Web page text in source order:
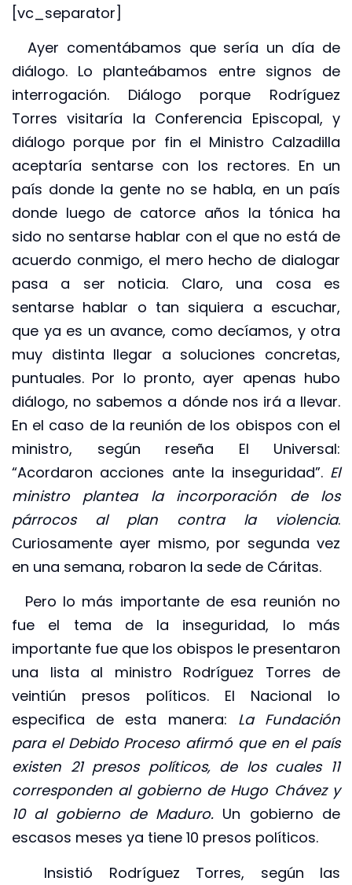
[vc_separator]
Ayer comentábamos que sería un día de
diálogo. Lo planteábamos entre signos de
interrogación. Diálogo porque Rodríguez
Torres visitaría la Conferencia Episcopal, y
diálogo porque por fin el Ministro Calzadilla
aceptaría sentarse con los rectores. En un
país donde la gente no se habla, en un país
donde luego de catorce años la tónica ha
sido no sentarse hablar con el que no está de
acuerdo conmigo, el mero hecho de dialogar
pasa a ser noticia. Claro, una cosa es
sentarse hablar o tan siquiera a escuchar,
que ya es un avance, como decíamos, y otra
muy distinta llegar a soluciones concretas,
puntuales. Por lo pronto, ayer apenas hubo
diálogo, no sabemos a dónde nos irá a llevar.
En el caso de la reunión de los obispos con el
ministro, según reseña El Universal:
“Acordaron acciones ante la inseguridad”. El
ministro plantea la incorporación de los
párrocos al plan contra la violencia.
Curiosamente ayer mismo, por segunda vez
en una semana, robaron la sede de Cáritas.
Pero lo más importante de esa reunión no
fue el tema de la inseguridad, lo más
importante fue que los obispos le presentaron
una lista al ministro Rodríguez Torres de
veintiún presos políticos. El Nacional lo
especifica de esta manera: La Fundación
para el Debido Proceso afirmó que en el país
existen 21 presos políticos, de los cuales 11
corresponden al gobierno de Hugo Chávez y
10 al gobierno de Maduro. Un gobierno de
escasos meses ya tiene 10 presos políticos.
Insistió Rodríguez Torres, según las